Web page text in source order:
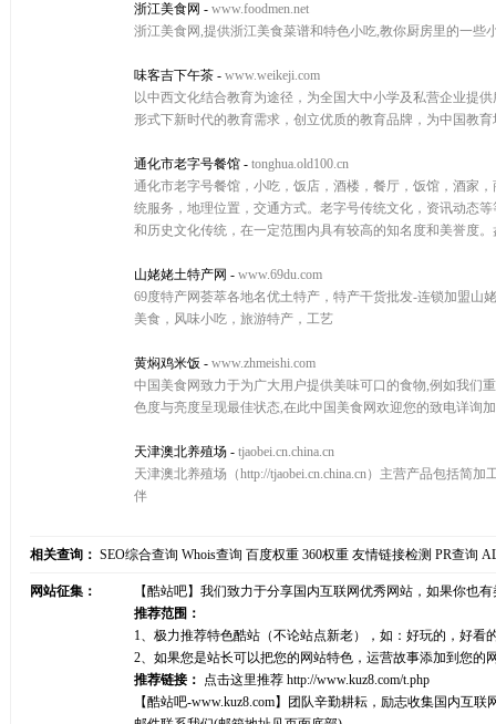
浙江美食网 - www.foodmen.net
浙江美食网,提供浙江美食菜谱和特色小吃,教你厨房里的一些
味客吉下午茶 - www.weikeji.com
以中西文化结合教育为途径，为全国大中小学及私营企业提
形式下新时代的教育需求，创立优质的教育品牌，为中国教
通化市老字号餐馆 - tonghua.old100.cn
通化市老字号餐馆，小吃，饭店，酒楼，餐厅，饭馆，酒家
统服务，地理位置，交通方式。老字号传统文化，资讯动态
和历史文化传统，在一定范围内具有较高的知名度和美誉度
山姥姥土特产网 - www.69du.com
69度特产网荟萃各地名优土特产，特产干货批发-连锁加盟山
美食，风味小吃，旅游特产，工艺
黄焖鸡米饭 - www.zhmeishi.com
中国美食网致力于为广大用户提供美味可口的食物,例如我们
色度与亮度呈现最佳状态,在此中国美食网欢迎您的致电详询
天津澳北养殖场 - tjaobei.cn.china.cn
天津澳北养殖场（http://tjaobei.cn.china.cn）主营产品包括简
伴
相关查询： SEO综合查询 Whois查询 百度权重 360权重 友情链接检测 PR查询
网站征集：
【酷站吧】我们致力于分享国内互联网优秀网站，如果你也
推荐范围：
1、极力推荐特色酷站（不论站点新老），如：好玩的，好
2、如果您是站长可以把您的网站特色，运营故事添加到您
推荐链接： 点击这里推荐 http://www.kuz8.com/t.php
【酷站吧-www.kuz8.com】团队辛勤耕耘，励志收集国内互